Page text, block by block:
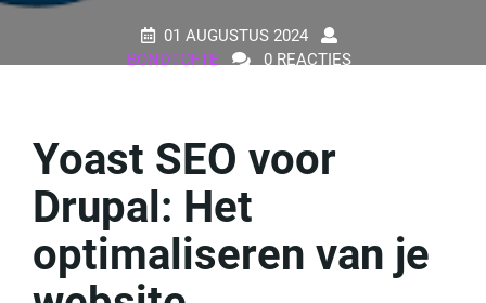
01 AUGUSTUS 2024
BONDTOFTE
0 REACTIES
Yoast SEO voor
Drupal: Het
optimaliseren van je